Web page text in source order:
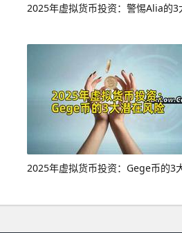
2025年虚拟货币投资：警惕Alia的3
2025年虚拟货币投资：Gege币的3